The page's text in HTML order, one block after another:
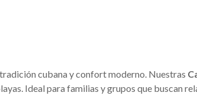
cubana y confort moderno. Nuestras
Ideal para familias y grupos que buscan